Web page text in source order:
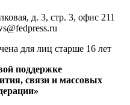
д. 3, стр. 3, офис 211
для лиц старше 16 лет
поддержке
связи и массовых